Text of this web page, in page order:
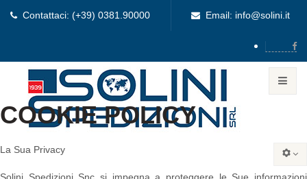
Contattaci: (+39) 0381.90000 Email: info@solini.it
COOKIE POLICY
La Sua Privacy